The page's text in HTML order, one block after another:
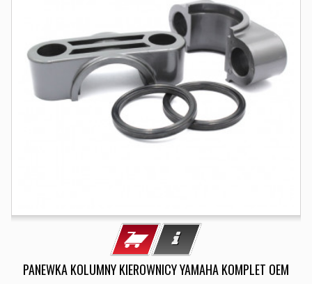
PANEWKA KOLUMNY KIEROWNICY YAMAHA KOMPLET OEM